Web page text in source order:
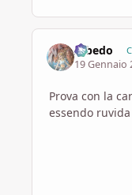
Albedo
19 Gennaio
Prova con la
essendo